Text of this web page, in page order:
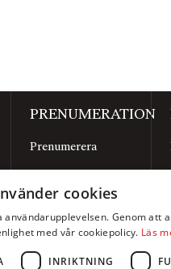
PRENUMERATION
Prenumerera
cookies
Genom att
med vår cookiepolicy. Läs
INRIKTNING